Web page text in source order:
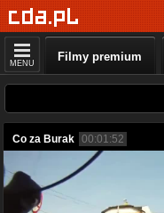
MENU Filmy premium
Co za Burak 00:01:52